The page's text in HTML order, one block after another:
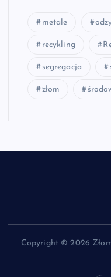
metale
recykling
segregacja
złom
Copyright © 2026